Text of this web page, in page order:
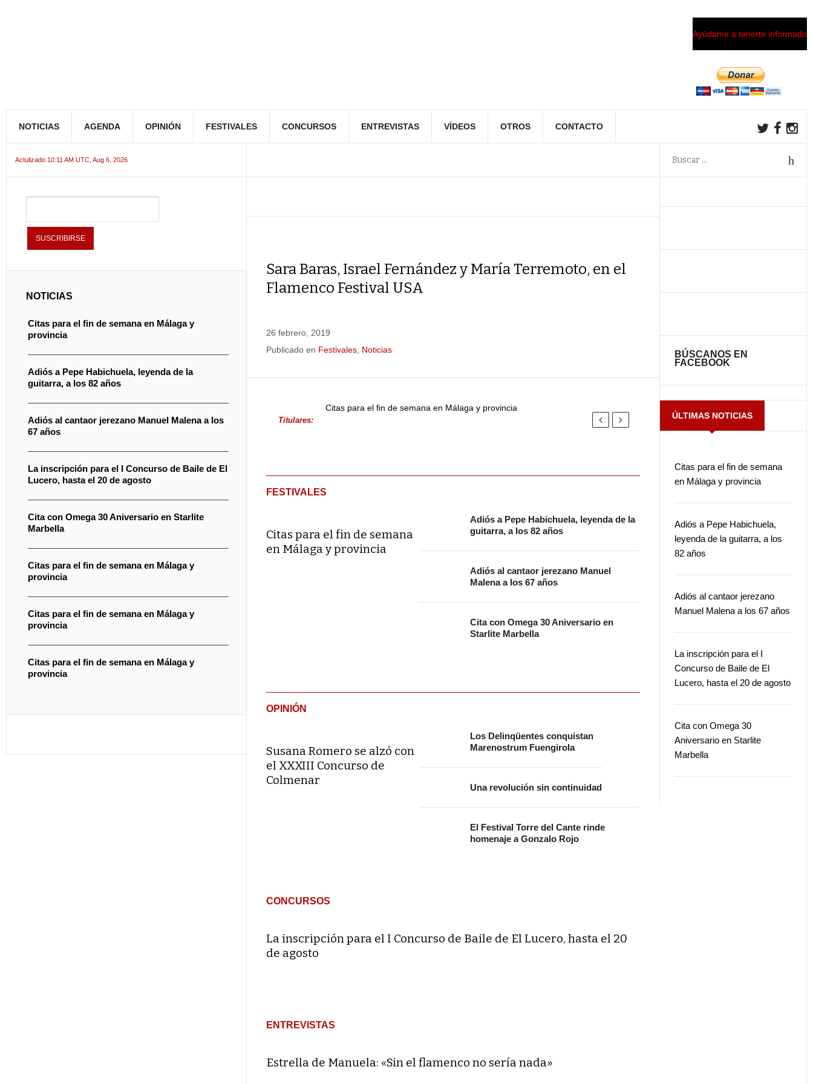
Ayúdame a tenerte informado
NOTICIAS AGENDA OPINIÓN FESTIVALES CONCURSOS ENTREVISTAS VÍDEOS OTROS CONTACTO
Actulizado 10:11 AM UTC, Aug 6, 2026
Sara Baras, Israel Fernández y María Terremoto, en el
Flamenco Festival USA
26 febrero, 2019
Publicado en Festivales Noticias
Titulares:
Citas para el fin de semana en Málaga y provincia
FESTIVALES
Citas para el fin de semana
en Málaga y provincia
Adiós a Pepe Habichuela, leyenda de la
guitarra, a los 82 años
Adiós al cantaor jerezano Manuel
Malena a los 67 años
Cita con Omega 30 Aniversario en
Starlite Marbella
OPINIÓN
Susana Romero se alzó con
el XXXIII Concurso de
Colmenar
Los Delinqüentes conquistan
Marenostrum Fuengirola
Una revolución sin continuidad
El Festival Torre del Cante rinde
homenaje a Gonzalo Rojo
CONCURSOS
La inscripción para el I Concurso de Baile de El Lucero, hasta el 20
de agosto
ENTREVISTAS
Estrella de Manuela: «Sin el flamenco no sería nada»
BÚSCANOS EN
FACEBOOK
ÚLTIMAS NOTICIAS
Citas para el fin de semana
en Málaga y provincia
Adiós a Pepe Habichuela,
leyenda de la guitarra, a los
82 años
Adiós al cantaor jerezano
Manuel Malena a los 67 años
La inscripción para el I
Concurso de Baile de El
Lucero, hasta el 20 de agosto
Cita con Omega 30
Aniversario en Starlite
Marbella
NOTICIAS
Citas para el fin de semana en Málaga y
provincia
Adiós a Pepe Habichuela, leyenda de la
guitarra, a los 82 años
Adiós al cantaor jerezano Manuel Malena a los
67 años
La inscripción para el I Concurso de Baile de El
Lucero, hasta el 20 de agosto
Cita con Omega 30 Aniversario en Starlite
Marbella
Citas para el fin de semana en Málaga y
provincia
Citas para el fin de semana en Málaga y
provincia
Citas para el fin de semana en Málaga y
provincia